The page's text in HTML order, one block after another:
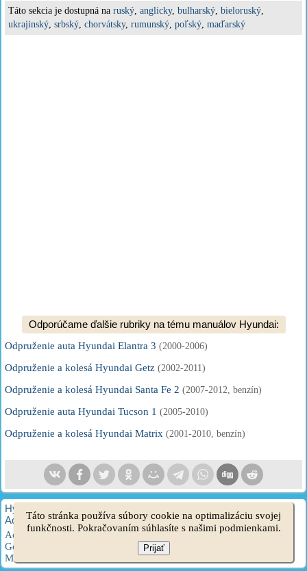
Táto sekcia je dostupná na ruský, anglicky, bulharský, bieloruský,
ukrajinský, srbský, chorvátsky, rumunský, poľský, maďarský
Odporúčame ďalšie rubriky na tému manuálov Hyundai:
Odpruženie auta Hyundai Elantra 3 (2000-2006)
Odpruženie a kolesá Hyundai Getz (2002-2011)
Odpruženie a kolesá Hyundai Santa Fe 2 (2007-2012, benzín)
Odpruženie auta Hyundai Tucson 1 (2005-2010)
Odpruženie a kolesá Hyundai Matrix (2001-2010, benzín)
HyundaiBook.ru © 2018-2026
Administrácia·Vyhľadávanie na stránke· Majitelia Hyundai
Accent 1·Accent 2·Accent 3·Elantra 1·Elantra 2·Elantra 3·
Getz
Santa Fe 2
Matrix
Táto stránka používa súbory cookie na optimalizáciu svojej
funkčnosti. Pokračovaním súhlasíte s našimi podmienkami.
Prijať